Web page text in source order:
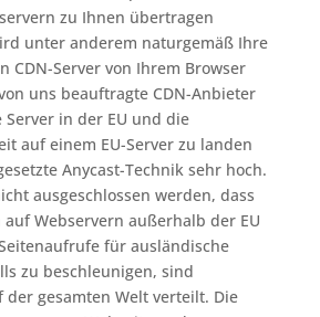
zu Ihnen übertragen
unter anderem naturgemäß Ihre
CDN-Server von Ihrem Browser
uns beauftragte CDN-Anbieter
in der EU und die
auf einem EU-Server zu landen
Anycast-Technik sehr hoch.
ausgeschlossen werden, dass
Webservern außerhalb der EU
für ausländische
zu beschleunigen, sind
der gesamten Welt verteilt. Die